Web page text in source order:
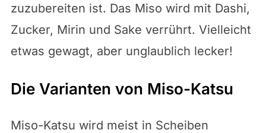
zuzubereiten ist. Das Miso wird mit Dashi,
Zucker, Mirin und Sake verrührt. Vielleicht
etwas gewagt, aber unglaublich lecker!
Die Varianten von Miso-Katsu
Miso-Katsu wird meist in Scheiben